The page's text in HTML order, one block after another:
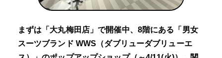
まずは「大丸梅田店」で開催中、8階にある「男女
スーツブランド WWS（ダブリューダブリューエ